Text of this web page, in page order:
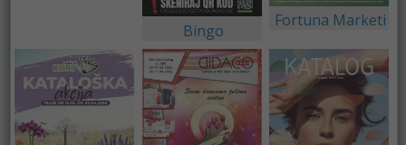
Bingo
Fortuna Marketi